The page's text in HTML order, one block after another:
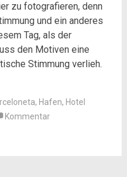
zu fotografieren, denn
und ein anderes
Tag, als der
den Motiven eine
Stimmung verlieh.
, Hafen, Hotel
Kommentar